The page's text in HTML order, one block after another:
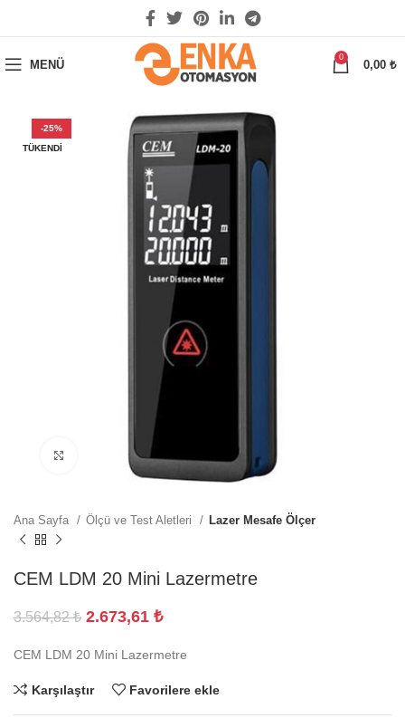
MENÜ
0
0,00 ₺
-25%
TÜKENDI
Büyütmek için tıklayın
Ana Sayfa Ölçü ve Test Aletleri Lazer Mesafe Ölçer
CEM LDM 20 Mini Lazermetre
3.564,82₺ 2.673,61 ₺
CEM LDM 20 Mini Lazermetre
Karşılaştır Favorilere ekle